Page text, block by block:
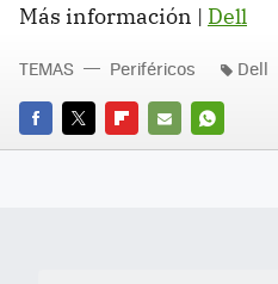
Más información | Dell
FACEBOOK
TWITTERFLIPBOARD
E-
WHATSAPP
TEMAS Periféricos Dell